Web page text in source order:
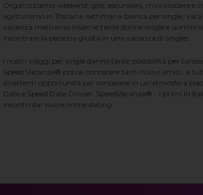
Organizziamo weekend, gite, escursioni, mini crociere e
agriturismo in Toscana, settimana bianca per single,
vacanza mettiamo insieme tante donne single e uomini
incontrare la persona giusta in una vacanza di singles.
I nostri viaggi per single danno tante possibilità per
Speed Vacanze® potrai conoscere tanti nuovi amici...e
divertenti opportunità per conoscere in un'atmosfera
Date e Speed Date Dinner. SpeedVacanze® - i primi in
incontri dal vivo e online dating.